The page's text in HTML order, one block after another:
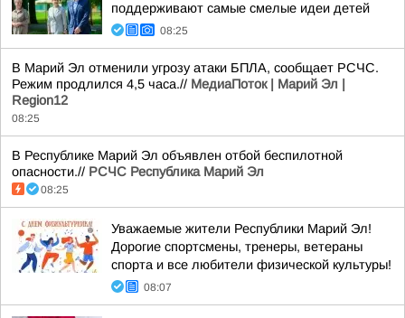
поддерживают самые смелые идеи детей
08:25
В Марий Эл отменили угрозу атаки БПЛА, сообщает РСЧС.
Режим продлился 4,5 часа.// МедиаПоток | Марий Эл |
Region12
08:25
В Республике Марий Эл объявлен отбой беспилотной
опасности.// РСЧС Республика Марий Эл
08:25
Уважаемые жители Республики Марий Эл!
Дорогие спортсмены, тренеры, ветераны
спорта и все любители физической культуры!
08:07